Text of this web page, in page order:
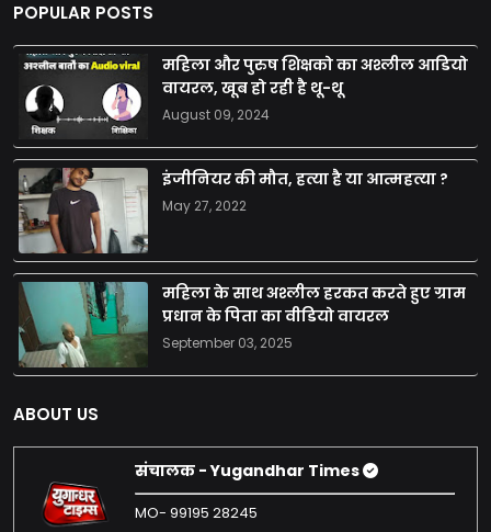
POPULAR POSTS
महिला और पुरुष शिक्षको का अश्लील आडियो
वायरल, खूब हो रही है थू-थू
August 09, 2024
इंजीनियर की मौत, हत्या है या आत्महत्या ?
May 27, 2022
महिला के साथ अश्लील हरकत करते हुए ग्राम
प्रधान के पिता का वीडियो वायरल
September 03, 2025
ABOUT US
संचालक - Yugandhar Times
MO- 99195 28245